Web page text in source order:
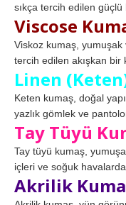
sıkça tercih edilen güçlü
Viscose
Viskoz kumaş, yumuşak
tercih edilen akışkan bir
Linen
Keten kumaş, doğal
yazlık gömlek ve
Tay Tüyü
Tay tüyü kumaş,
içleri ve soğuk
Akrilik